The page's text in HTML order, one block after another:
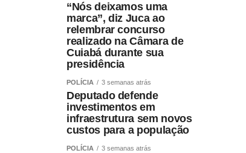
“Nós deixamos uma
marca”, diz Juca ao
relembrar concurso
realizado na Câmara de
Cuiabá durante sua
presidência
POLÍCIA 3 semanas atrás
Deputado defende
investimentos em
infraestrutura sem novos
custos para a população
POLÍCIA 3 semanas atrás